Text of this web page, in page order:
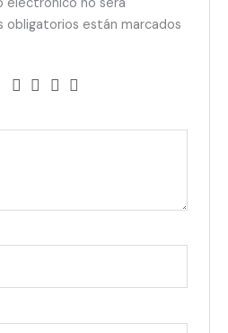
electrónico no será
obligatorios están marcados